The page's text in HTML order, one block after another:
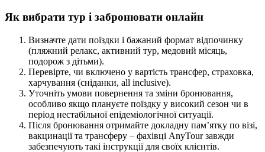
Як вибрати тур і забронювати онлайн
Визначте дати поїздки і бажаний формат відпочинку
(пляжний релакс, активний тур, медовий місяць,
подорож з дітьми).
Перевірте, чи включено у вартість трансфер, страховка,
харчування (сніданки, all inclusive).
Уточніть умови повернення та зміни бронювання,
особливо якщо плануєте поїздку у високий сезон чи в
період нестабільної епідеміологічної ситуації.
Після бронювання отримайте докладну пам’ятку по візі,
вакцинації та трансферу – фахівці AnyTour завжди
забезпечують такі інструкції для своїх клієнтів.